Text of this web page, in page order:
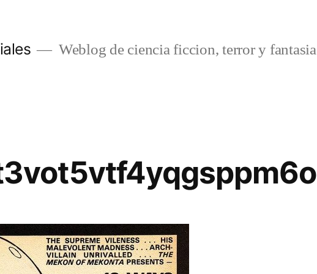
Weblog de ciencia ficcion, terror y fantasia